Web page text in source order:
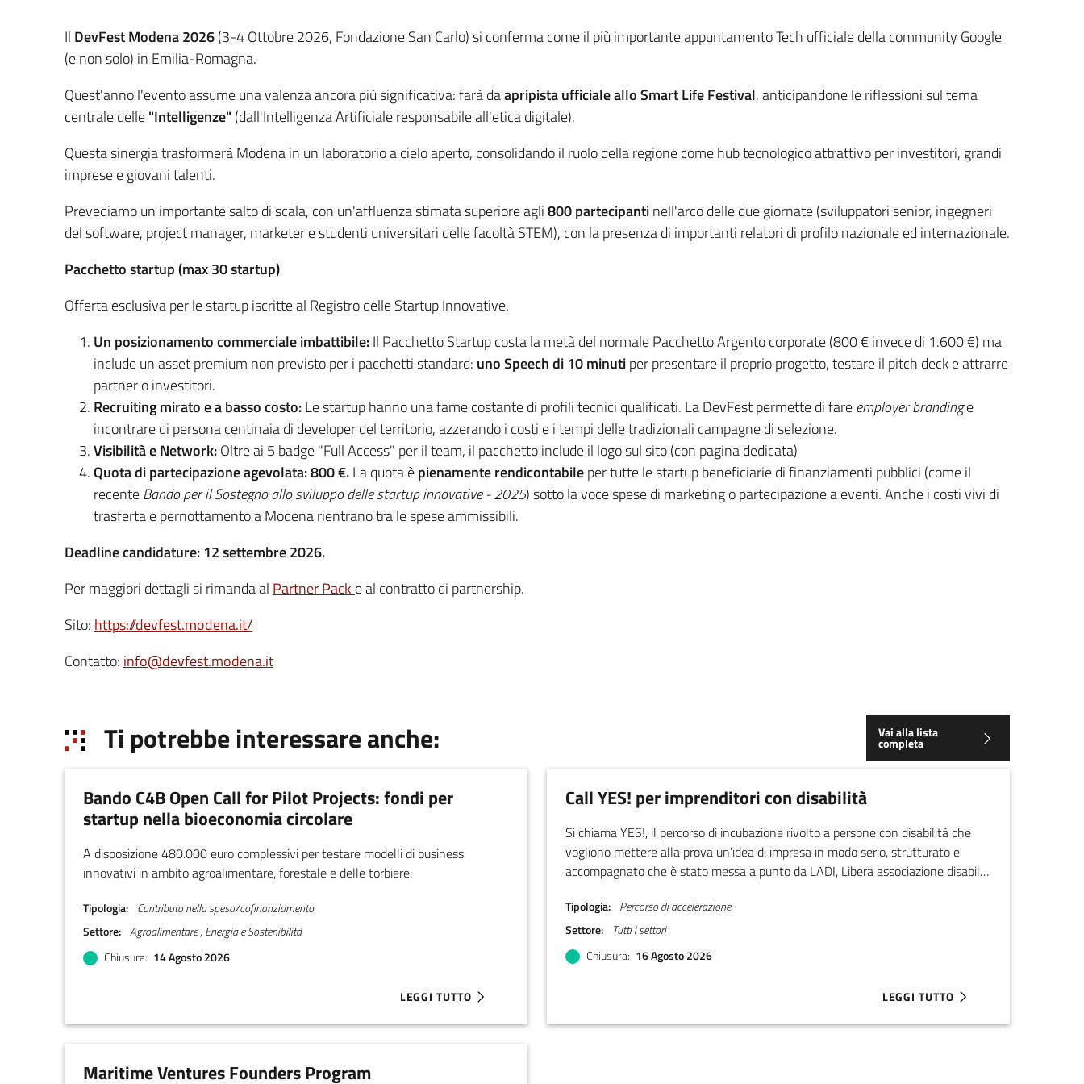
Il DevFest Modena 2026(3-4 Ottobre 2026, Fondazione San Carlo) si conferma come il più importante appuntamento Tech ufficiale della community Google
(e non solo) in Emilia-Romagna.
Quest'anno l'evento assume una valenza ancora più significativa: farà daapripista ufficiale allo Smart Life Festival, anticipandone le riflessioni sul tema
centrale delle"Intelligenze" (dall'Intelligenza Artificiale responsabile all'etica digitale).
Questa sinergia trasformerà Modena in un laboratorio a cielo aperto, consolidando il ruolo della regione come hub tecnologico attrattivo per investitori, grandi
imprese e giovani talenti.
Prevediamo un importante salto di scala, con un'affluenza stimata superiore agli800 partecipantinell'arco delle due giornate (sviluppatori senior, ingegneri
del software, project manager, marketer e studenti universitari delle facoltà STEM), con la presenza di importanti relatori di profilo nazionale ed internazionale.
Pacchetto startup (max 30 startup)
Offerta esclusiva per le startup iscritte al Registro delle Startup Innovative.
Un posizionamento commerciale imbattibile:Il Pacchetto Startup costa la metà del normale Pacchetto Argento corporate (800 € invece di 1.600 €) ma
include un asset premium non previsto per i pacchetti standard: uno Speech di 10 minutiper presentare il proprio progetto, testare il pitch deck e attrarre
partner o investitori.
Recruiting mirato e a basso costo:Le startup hanno una fame costante di profili tecnici qualificati. La DevFest permette di fareemployer brandinge
incontrare di persona centinaia di developer del territorio, azzerando i costi e i tempi delle tradizionali campagne di selezione.
Visibilità e Network:Oltre ai 5 badge "Full Access" per il team, il pacchetto include il logo sul sito (con pagina dedicata)
Quota di partecipazione agevolata: 800 €.La quota èpienamente rendicontabileper tutte le startup beneficiarie di finanziamenti pubblici (come il
recenteBando per il Sostegno allo sviluppo delle startup innovative - 2025) sotto la voce spese di marketing o partecipazione a eventi. Anche i costi vivi di
trasferta e pernottamento a Modena rientrano tra le spese ammissibili.
Deadline candidature: 12 settembre 2026.
Per maggiori dettagli si rimanda al Partner Pack e al contratto di partnership.
Sito: https://devfest.modena.it/
Contatto: info@devfest.modena.it
Ti potrebbe interessare anche: Vai alla lista
completa
Bando C4B Open Call for Pilot Projects: fondi per
startup nella bioeconomia circolare
A disposizione 480.000 euro complessivi per testare modelli di business
innovativi in ambito agroalimentare, forestale e delle torbiere.
Tipologia
Contributo nella spesa/cofinanziamento
Settore
Agroalimentare , Energia e Sostenibilità
Chiusura 14 Agosto 2026
LEGGI TUTTO
ABOUT BANDO C4B OPEN CALL FOR PILOT PROJECTS: FONDI PER STARTUP NELLA BIOECONOMIA CIRCOLARE
Call YES! per imprenditori con disabilità
Si chiama YES!, il percorso di incubazione rivolto a persone con disabilità che
vogliono mettere alla prova un’idea di impresa in modo serio, strutturato e
accompagnato che è stato messa a punto da LADI, Libera associazione disabili
Tipologia
Percorso di accelerazione
Settore
Tutti i settori
Chiusura 16 Agosto 2026
LEGGI TUTTO
ABOUT CALL YES! PER
Maritime Ventures Founders Program